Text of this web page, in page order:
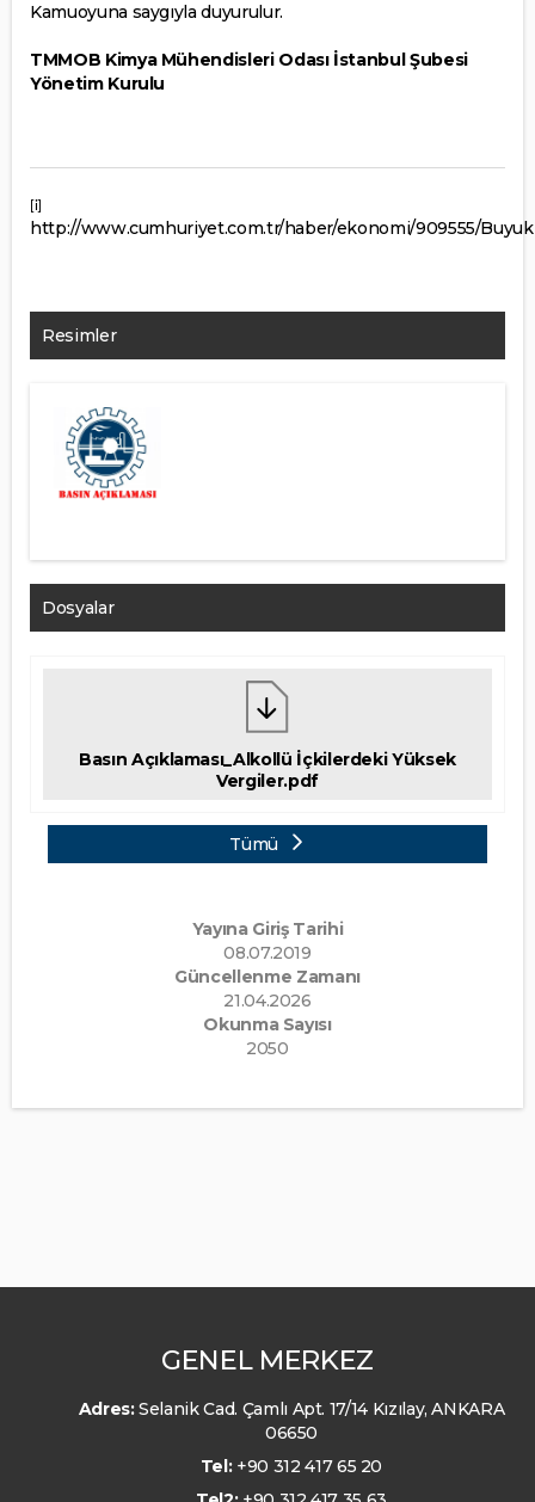
Kamuoyuna saygıyla duyurulur.
TMMOB Kimya Mühendisleri Odası İstanbul Şubesi
Yönetim Kurulu
[i]
http://www.cumhuriyet.com.tr/haber/ekonomi/909555/
Resimler
Dosyalar
Basın Açıklaması_Alkollü İçkilerdeki Yüksek
Vergiler.pdf
Tümü
Yayına Giriş Tarihi
08.07.2019
Güncellenme Zamanı
21.04.2026
Okunma Sayısı
2050
GENEL MERKEZ
Adres:Selanik Cad. Çamlı Apt. 17/14 Kızılay, ANKARA
06650
Tel: +90 312 417 65 20